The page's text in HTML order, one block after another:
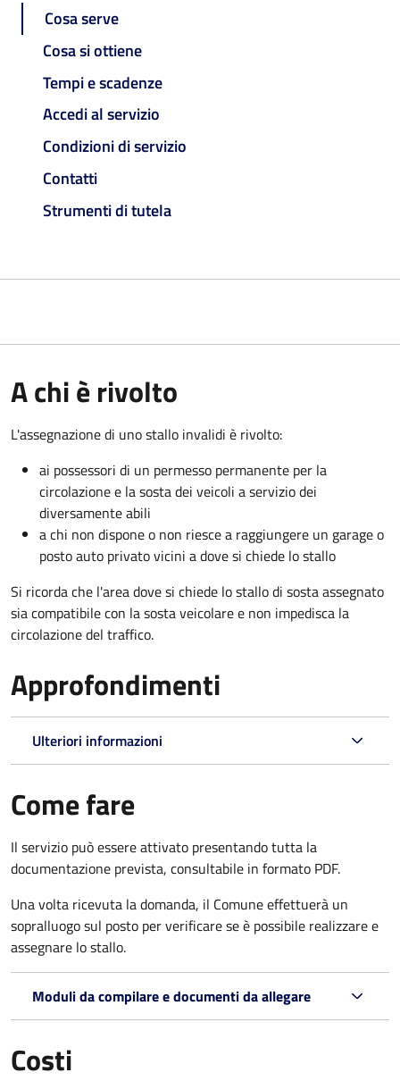
Cosa serve
Cosa si ottiene
Tempi e scadenze
Accedi al servizio
Condizioni di servizio
Contatti
Strumenti di tutela
A chi è rivolto
L'assegnazione di uno stallo invalidi è rivolto:
ai possessori di un permesso permanente per la
circolazione e la sosta dei veicoli a servizio dei
diversamente abili
a chi non dispone o non riesce a raggiungere un garage o
posto auto privato vicini a dove si chiede lo stallo
Si ricorda che l'area dove si chiede lo stallo di sosta assegnato
sia compatibile con la sosta veicolare e non impedisca la
circolazione del traffico.
Approfondimenti
Ulteriori informazioni
Come fare
Il servizio può essere attivato presentando tutta la
documentazione prevista, consultabile in formato PDF.
Una volta ricevuta la domanda, il Comune effettuerà un
sopralluogo sul posto per verificare se è possibile realizzare e
assegnare lo stallo.
Moduli da compilare e documenti da allegare
Costi